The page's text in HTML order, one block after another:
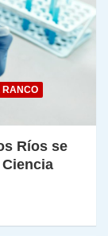
RANCO
Ríos se